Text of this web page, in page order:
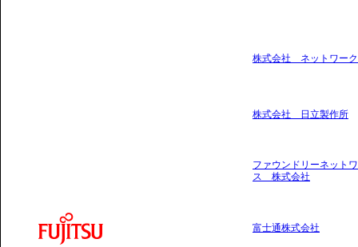
株式会社 ネットワー
株式会社 日立製作所
ファウンドリーネット
ス 株式会社
富士通株式会社